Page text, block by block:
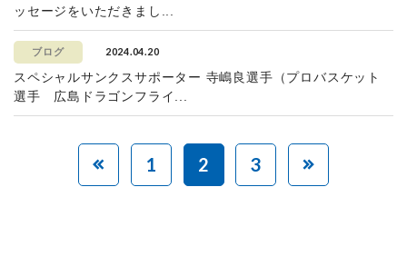
ッセージをいただきまし...
ブログ 2024.04.20
スペシャルサンクスサポーター 寺嶋良選手（プロバスケット
選手 広島ドラゴンフライ...
1 2 3